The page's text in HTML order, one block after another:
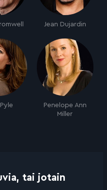
Jean Dujardin
Penelope Ann
Miller
tai jotain